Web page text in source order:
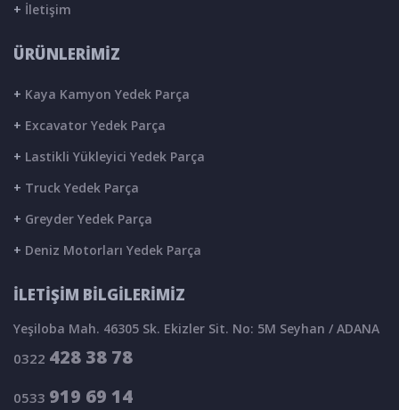
+ İletişim
ÜRÜNLERİMİZ
+ Kaya Kamyon Yedek Parça
+ Excavator Yedek Parça
+ Lastikli Yükleyici Yedek Parça
+ Truck Yedek Parça
+ Greyder Yedek Parça
+ Deniz Motorları Yedek Parça
İLETİŞİM BİLGİLERİMİZ
Yeşiloba Mah. 46305 Sk. Ekizler Sit. No: 5M Seyhan / ADANA
0322 428 38 78
0533 919 69 14